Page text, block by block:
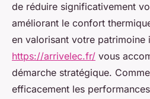
de réduire significativement
améliorant le confort
en valorisant votre patrimoine
https://arrivelec.fr/ vous
démarche stratégique.
efficacement les